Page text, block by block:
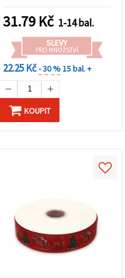
31.79 Kč 1-14 bal.
SLEVY
PRO MNOŽSTVÍ
22.25 Kč- 30 %15 bal. +
KOUPIT